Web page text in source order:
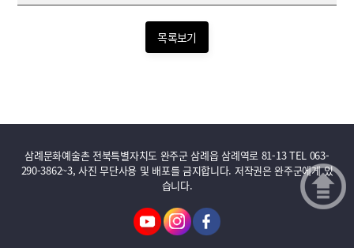
목록보기
삼례문화예술촌 전북특별자치도 완주군 삼례읍 삼례역로 81-13 TEL 063-
290-3862~3, 사진 무단사용 및 배포를 금지합니다. 저작권은 완주군에게 있
습니다.